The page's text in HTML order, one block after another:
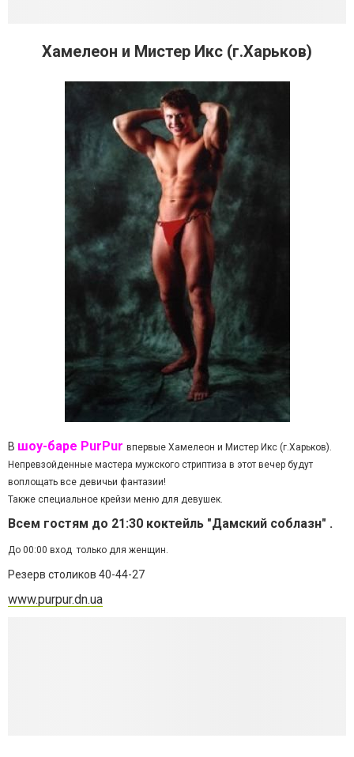
Хамелеон и Мистер Икс (г.Харьков)
В шоу-баре PurPur впервые Хамелеон и Мистер Икс (г.Харьков).
Непревзойденные мастера мужского стриптиза в этот вечер будут
воплощать все девичьи фантазии!
Также специальное крейзи меню для девушек.
Всем гостям до 21:30 коктейль "Дамский соблазн" .
До 00:00 вход только для женщин.
Резерв столиков 40-44-27
www.purpur.dn.ua